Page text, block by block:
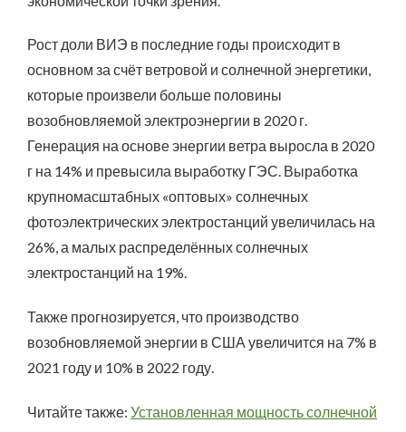
Рост доли ВИЭ в последние годы происходит в
основном за счёт ветровой и солнечной энергетики,
которые произвели больше половины
возобновляемой электроэнергии в 2020 г.
Генерация на основе энергии ветра выросла в 2020
г на 14% и превысила выработку ГЭС. Выработка
крупномасштабных «оптовых» солнечных
фотоэлектрических электростанций увеличилась на
26%, а малых распределённых солнечных
электростанций на 19%.
Также прогнозируется, что производство
возобновляемой энергии в США увеличится на 7% в
2021 году и 10% в 2022 году.
Читайте также: Установленная мощность солнечной